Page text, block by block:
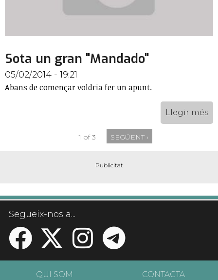
Sota un gran "Mandado"
05/02/2014 - 19:21
Abans de començar voldria fer un apunt.
Llegir més
1 of 3 SEGÜENT ›
Segueix-nos a...
QUI SOM CONTACTA